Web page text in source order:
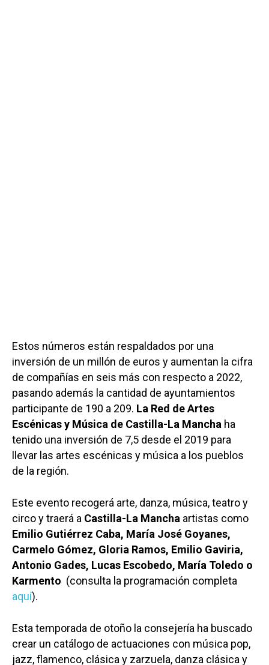
Estos números están respaldados por una
inversión de un millón de euros y aumentan la cifra
de compañías en seis más con respecto a 2022,
pasando además la cantidad de ayuntamientos
participante de 190 a 209. La Red de Artes
Escénicas y Música de Castilla-La Mancha ha
tenido una inversión de 7,5 desde el 2019 para
llevar las artes escénicas y música a los pueblos
de la región.
Este evento recogerá arte, danza, música, teatro y
circo y traerá a Castilla-La Mancha artistas como
Emilio Gutiérrez Caba, María José Goyanes,
Carmelo Gómez, Gloria Ramos, Emilio Gaviria,
Antonio Gades, Lucas Escobedo, María Toledo o
Karmento (consulta la programación completa
aquí).
Esta temporada de otoño la consejería ha buscado
crear un catálogo de actuaciones con música pop,
jazz, flamenco, clásica y zarzuela, danza clásica y